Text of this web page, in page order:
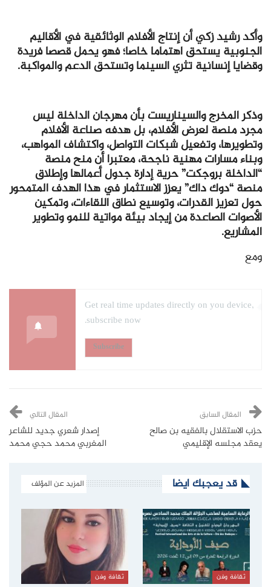
وأكد رشيد زكي أن إنتاج الأفلام الوثائقية في الأقاليم
الجنوبية يستحق اهتماما خاصا؛ فهو يحمل قصصا فريدة
وقضايا إنسانية تثري السينما وتستحق الدعم والمواكبة.
وذكر المخرج والسيناريست بأن مهرجان الداخلة ليس
مجرد منصة لعرض الأفلام، بل هدفه صناعة الأفلام
وتطويرها، وتفعيل شبكات التواصل، واكتشاف المواهب،
وبناء مسارات مهنية ناجحة، معتبرا أن منح منصة
“الداخلة بروجكت” حرية إدارة جدول أعمالها وإطلاق
منصة “دوك داك” يعزز الاستثمار في هذا الهدف المتمحور
حول تعزيز القدرات، وتوسيع نطاق اللقاءات، وتمكين
الأصوات الصاعدة من إيجاد بيئة مواتية للنمو وتطوير
المشاريع.
ومع
Get real time updates directly on you device,
subscribe now.
Subscribe
المقال السابق
حزب الاستقلال بالفقيه بن صالح
يعقد مجلسه الإقليمي
المقال التالي
إصدار شعري جديد للشاعر
المغربي محمد حجي محمد
قد يعجبك ايضا المزيد عن المؤلف
ثقافة وفن ثقافة وفن